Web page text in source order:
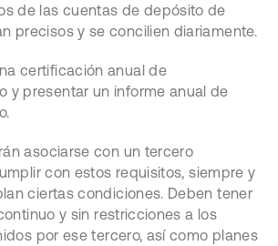
de las cuentas de depósito de
precisos y se concilien diariamente.
certificación anual de
y presentar un informe anual de
asociarse con un tercero
con estos requisitos, siempre y
ciertas condiciones. Deben tener
y sin restricciones a los
por ese tercero, así como planes